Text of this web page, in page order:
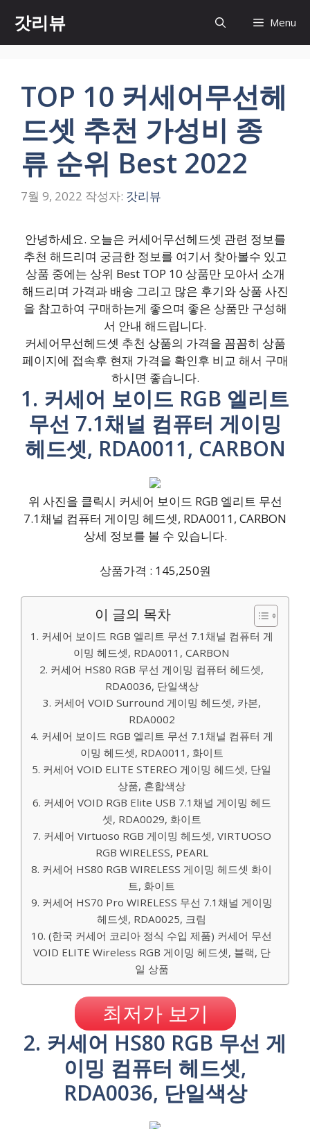
츠
갓리뷰 Menu
TOP 10 커세어무선헤
드셋 추천 가성비 종
류 순위 Best 2022
7월 9, 2022 작성자: 갓리뷰
안녕하세요. 오늘은 커세어무선헤드셋 관련 정보를
추천 해드리며 궁금한 정보를 여기서 찾아볼수 있고
상품 중에는 상위 Best TOP 10 상품만 모아서 소개
해드리며 가격과 배송 그리고 많은 후기와 상품 사진
을 참고하여 구매하는게 좋으며 좋은 상품만 구성해
서 안내 해드립니다.
커세어무선헤드셋 추천 상품의 가격을 꼼꼼히 상품
페이지에 접속후 현재 가격을 확인후 비교 해서 구매
하시면 좋습니다.
1. 커세어 보이드 RGB 엘리트
무선 7.1채널 컴퓨터 게이밍
헤드셋, RDA0011, CARBON
위 사진을 클릭시 커세어 보이드 RGB 엘리트 무선
7.1채널 컴퓨터 게이밍 헤드셋, RDA0011, CARBON
상세 정보를 볼 수 있습니다.
상품가격 : 145,250원
이 글의 목차
1. 커세어 보이드 RGB 엘리트 무선 7.1채널 컴퓨터 게
이밍 헤드셋, RDA0011, CARBON
2. 커세어 HS80 RGB 무선 게이밍 컴퓨터 헤드셋,
RDA0036, 단일색상
3. 커세어 VOID Surround 게이밍 헤드셋, 카본,
RDA0002
4. 커세어 보이드 RGB 엘리트 무선 7.1채널 컴퓨터 게
이밍 헤드셋, RDA0011, 화이트
5. 커세어 VOID ELITE STEREO 게이밍 헤드셋, 단일
상품, 혼합색상
6. 커세어 VOID RGB Elite USB 7.1채널 게이밍 헤드
셋, RDA0029, 화이트
7. 커세어 Virtuoso RGB 게이밍 헤드셋, VIRTUOSO
RGB WIRELESS, PEARL
8. 커세어 HS80 RGB WIRELESS 게이밍 헤드셋 화이
트, 화이트
9. 커세어 HS70 Pro WIRELESS 무선 7.1채널 게이밍
헤드셋, RDA0025, 크림
10. (한국 커세어 코리아 정식 수입 제품) 커세어 무선
VOID ELITE Wireless RGB 게이밍 헤드셋, 블랙, 단
일 상품
최저가 보기
2. 커세어 HS80 RGB 무선 게
이밍 컴퓨터 헤드셋,
RDA0036, 단일색상